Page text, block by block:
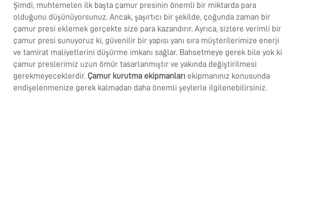
Şimdi, muhtemelen ilk başta çamur presinin önemli bir miktarda para
olduğunu düşünüyorsunuz. Ancak, şaşırtıcı bir şekilde, çoğunda zaman bir
çamur presi eklemek gerçekte size para kazandırır. Ayrıca, sizlere verimli bir
çamur presi sunuyoruz ki, güvenilir bir yapısı yanı sıra müşterilerimize enerji
ve tamirat maliyetlerini düşürme imkanı sağlar. Bahsetmeye gerek bile yok ki
çamur preslerimiz uzun ömür tasarlanmıştır ve yakında değiştirilmesi
gerekmeyeceklerdir. Çamur kurutma ekipmanları ekipmanınız konusunda
endişelenmenize gerek kalmadan daha önemli şeylerle ilgilenebilirsiniz.